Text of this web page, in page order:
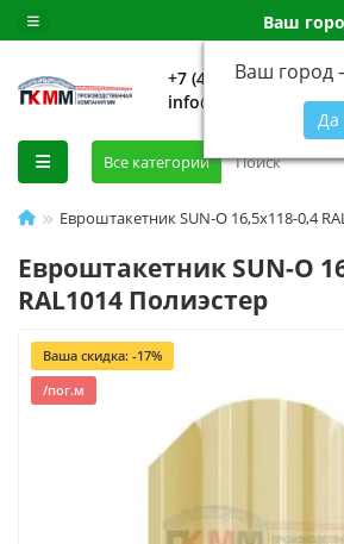
Ваш
Ваш город
+7 (499) 648-92-94
Все категории
Евроштакетник SUN-O 16,5х118-0,4
Евроштакетник SUN-O
RAL1014 Полиэстер
Ваша скидка: -17%
/пог.м